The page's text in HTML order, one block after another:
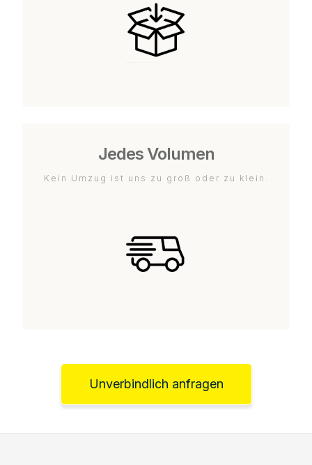
Jedes Volumen
Kein Umzug ist uns zu groß oder zu klein.
Unverbindlich anfragen